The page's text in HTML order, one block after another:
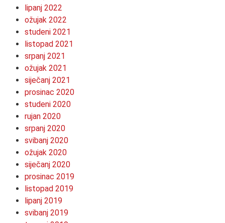
lipanj 2022
ožujak 2022
studeni 2021
listopad 2021
srpanj 2021
ožujak 2021
siječanj 2021
prosinac 2020
studeni 2020
rujan 2020
srpanj 2020
svibanj 2020
ožujak 2020
siječanj 2020
prosinac 2019
listopad 2019
lipanj 2019
svibanj 2019